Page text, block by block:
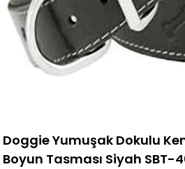
Doggie Yumuşak Dokulu
Boyun Tasması Siyah SBT-